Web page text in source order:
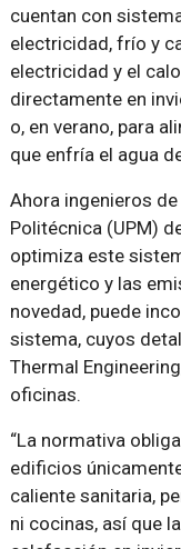
cuentan con
electricidad, frío y
electricidad y el
directamente en
o, en verano, para
que enfría el agua
Ahora ingenieros
Politécnica (UPM)
optimiza este
energético y las
novedad, puede
sistema, cuyos
Thermal
oficinas.
“La normativa
edificios
caliente sanitaria,
ni cocinas, así que